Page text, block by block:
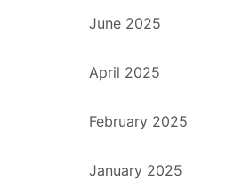
June 2025
April 2025
February 2025
January 2025